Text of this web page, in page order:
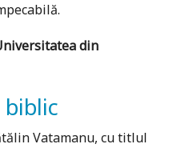
din
Vatamanu, cu titlul